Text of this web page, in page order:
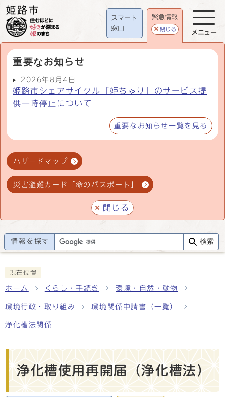
スマート
窓口
緊急情報
閉じる
重要なお知らせ
2026年8月4日
姫路市シェアサイクル「姫ちゃり」のサービス提
供一時停止について
重要なお知らせ一覧を見る
ハザードマップ
災害避難カード「命のパスポート」
閉じる
メニュー
情報を探す 検索
現在位置
ホーム くらし・手続き 環境・自然・動物
環境行政・取り組み 環境関係申請書（一覧）
浄化槽法関係
浄化槽使用再開届（浄化槽法）